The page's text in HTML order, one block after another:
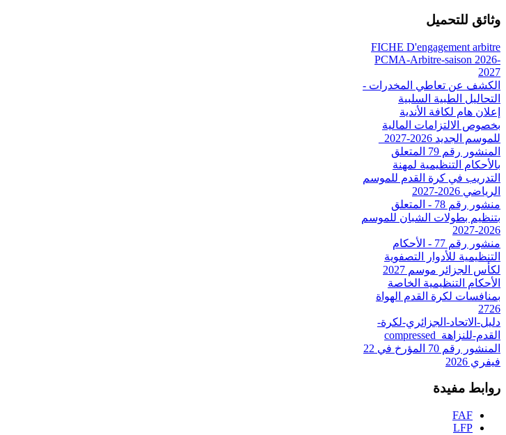
وثائق للتحميل
FICHE D'engagement arbitre
PCMA-Arbitre-saison 2026-
2027
الكشف عن تعاطي المخدرات -
التحاليل الطبية السلبية
إعلان هام لكافة الأندية
بخصوص الالتزامات المالية
للموسم الجديد 2026-2027_
المنشور رقم 79 المتعلق
بالأحكام التنظيمية لمهنة
التدريب في كرة القدم للموسم
الرياضي 2026-2027
منشور رقم 78 - المتعلق
بتنظيم بطولات الشبان للموسم
2026-2027
منشور رقم 77 - الأحكام
التنظيمية للأدوار التصفوية
لكأس الجزائر موسم 2027
الأحكام التنظيمية الخاصة
بمنافسات لكرة القدم الهواة
2726
دليل-الاتحاد-الجزائري-لكرة-
القدم-للنزاهة_compressed
المنشور رقم 70 المؤرخ في 22
فيفري 2026
روابط مفيدة
FAF
LFP